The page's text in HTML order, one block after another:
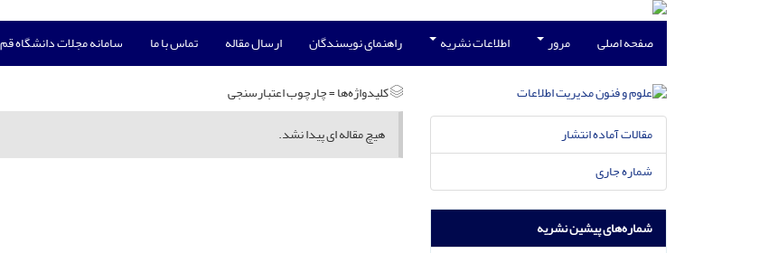
صفحه اصلی مرور اطلاعات نشریه راهنمای نویسندگان ارسال مقاله تماس با ما سامانه مجلات دانشگاه قم
کلیدواژه‌ها =چارچوب اعتبارسنجی
هیچ مقاله ای پیدا نشد.
مقالات آماده انتشار
شماره جاری
شماره‌های پیشین نشریه